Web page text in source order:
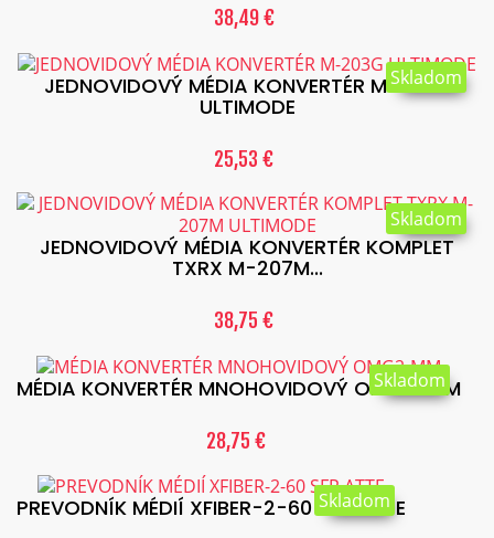
38,49 €
JEDNOVIDOVÝ MÉDIA KONVERTÉR M-203G
ULTIMODE
25,53 €
Skladom
JEDNOVIDOVÝ MÉDIA KONVERTÉR KOMPLET
TXRX M-207M...
38,75 €
Skladom
MÉDIA KONVERTÉR MNOHOVIDOVÝ OMG2-MM
28,75 €
Skladom
PREVODNÍK MÉDIÍ XFIBER-2-60 SFP ATTE
Skladom